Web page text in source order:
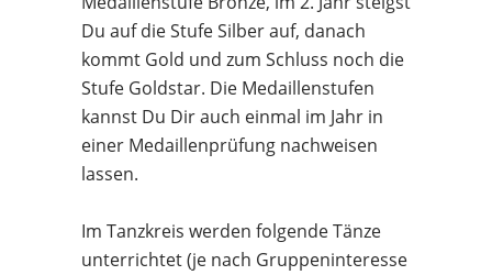
Du auf die Stufe Silber auf, danach
kommt Gold und zum Schluss noch die
Stufe Goldstar. Die Medaillenstufen
kannst Du Dir auch einmal im Jahr in
einer Medaillenprüfung nachweisen
lassen.
Im Tanzkreis werden folgende Tänze
unterrichtet (je nach Gruppeninteresse